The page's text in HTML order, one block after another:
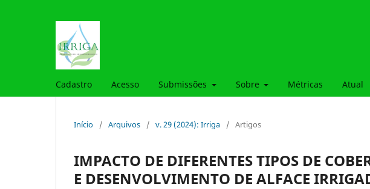
Cadastro Acesso Submissões Sobre Métricas Atual
Início / Arquivos / v. 29 (2024): Irriga / Artigos
IMPACTO DE DIFERENTES TIPOS DE
E DESENVOLVIMENTO DE ALFACE